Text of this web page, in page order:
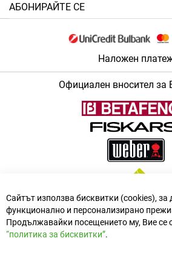
АБОНИРАЙТЕ СЕ
Наложен
Официален вносител за
Сайтът използва бисквитки (cookies),
функционално и персонализирано
Продължавайки посещението му, Вие се
“политика за бисквитки”.